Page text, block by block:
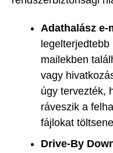
Adathalász e-
mailekben
vagy
úgy tervezték,
ráveszik a
fájlokat
Drive-By